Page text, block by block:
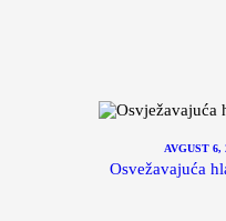
AVGUST 6,
Osvežavajuća